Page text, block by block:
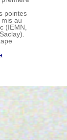
pointes
au
(IEMN,